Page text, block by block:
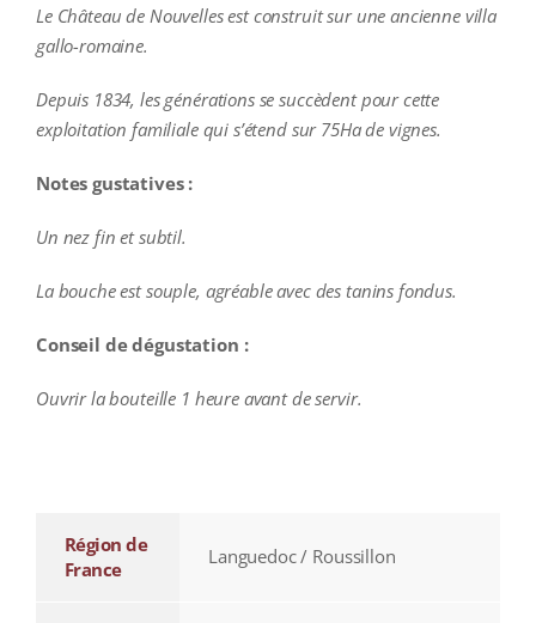
Le Château de Nouvelles est construit sur une ancienne villa
gallo-romaine.
Depuis 1834, les générations se succèdent pour cette
exploitation familiale qui s’étend sur 75Ha de vignes.
Notes gustatives :
Un nez fin et subtil.
La bouche est souple, agréable avec des tanins fondus.
Conseil de dégustation :
Ouvrir la bouteille 1 heure avant de servir.
Région de
France
Languedoc / Roussillon